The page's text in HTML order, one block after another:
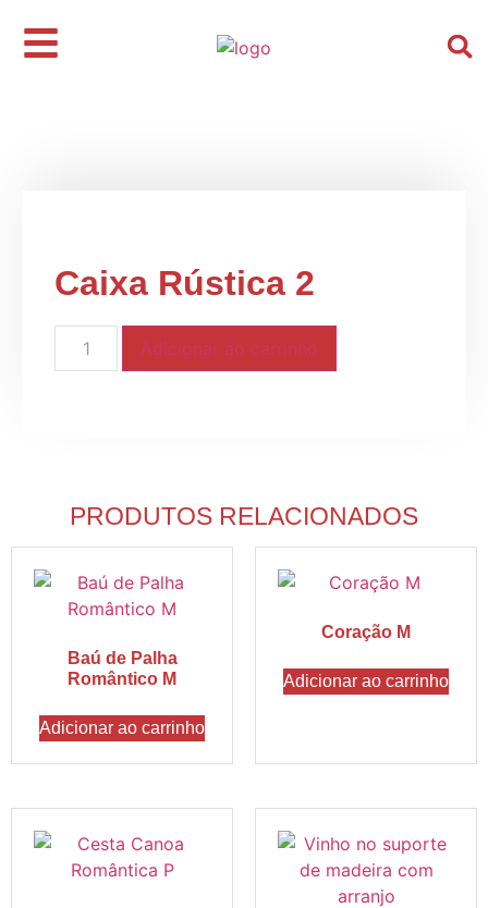
Caixa Rústica 2
Adicionar ao carrinho
PRODUTOS RELACIONADOS
Baú de Palha
Romântico M
Adicionar ao carrinho
Coração M
Adicionar ao carrinho